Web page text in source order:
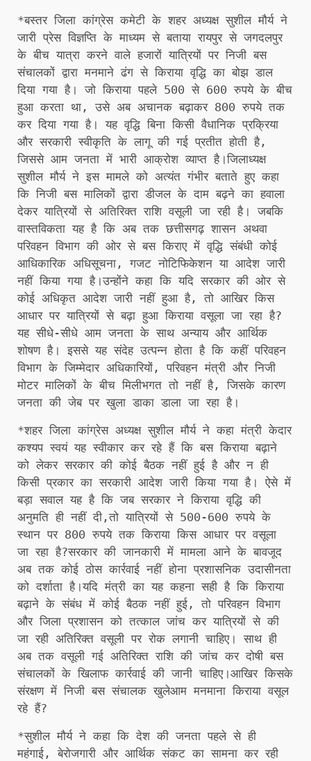
*बस्तर जिला कांग्रेस कमेटी के शहर अध्यक्ष सुशील मौर्य ने
जारी प्रेस विज्ञप्ति के माध्यम से बताया रायपुर से जगदलपुर
के बीच यात्रा करने वाले हजारों यात्रियों पर निजी बस
संचालकों द्वारा मनमाने ढंग से किराया वृद्धि का बोझ डाल
दिया गया है। जो किराया पहले 500 से 600 रुपये के बीच
हुआ करता था, उसे अब अचानक बढ़ाकर 800 रुपये तक
कर दिया गया है। यह वृद्धि बिना किसी वैधानिक प्रक्रिया
और सरकारी स्वीकृति के लागू की गई प्रतीत होती है,
जिससे आम जनता में भारी आक्रोश व्याप्त है।जिलाध्यक्ष
सुशील मौर्य ने इस मामले को अत्यंत गंभीर बताते हुए कहा
कि निजी बस मालिकों द्वारा डीजल के दाम बढ़ने का हवाला
देकर यात्रियों से अतिरिक्त राशि वसूली जा रही है। जबकि
वास्तविकता यह है कि अब तक छत्तीसगढ़ शासन अथवा
परिवहन विभाग की ओर से बस किराए में वृद्धि संबंधी कोई
आधिकारिक अधिसूचना, गजट नोटिफिकेशन या आदेश जारी
नहीं किया गया है।उन्होंने कहा कि यदि सरकार की ओर से
कोई अधिकृत आदेश जारी नहीं हुआ है, तो आखिर किस
आधार पर यात्रियों से बढ़ा हुआ किराया वसूला जा रहा है?
यह सीधे-सीधे आम जनता के साथ अन्याय और आर्थिक
शोषण है। इससे यह संदेह उत्पन्न होता है कि कहीं परिवहन
विभाग के जिम्मेदार अधिकारियों, परिवहन मंत्री और निजी
मोटर मालिकों के बीच मिलीभगत तो नहीं है, जिसके कारण
जनता की जेब पर खुला डाका डाला जा रहा है।
*शहर जिला कांग्रेस अध्यक्ष सुशील मौर्य ने कहा मंत्री केदार
कश्यप स्वयं यह स्वीकार कर रहे हैं कि बस किराया बढ़ाने
को लेकर सरकार की कोई बैठक नहीं हुई है और न ही
किसी प्रकार का सरकारी आदेश जारी किया गया है। ऐसे में
बड़ा सवाल यह है कि जब सरकार ने किराया वृद्धि की
अनुमति ही नहीं दी,तो यात्रियों से 500-600 रुपये के
स्थान पर 800 रुपये तक किराया किस आधार पर वसूला
जा रहा है?सरकार की जानकारी में मामला आने के बावजूद
अब तक कोई ठोस कार्रवाई नहीं होना प्रशासनिक उदासीनता
को दर्शाता है।यदि मंत्री का यह कहना सही है कि किराया
बढ़ाने के संबंध में कोई बैठक नहीं हुई, तो परिवहन विभाग
और जिला प्रशासन को तत्काल जांच कर यात्रियों से की
जा रही अतिरिक्त वसूली पर रोक लगानी चाहिए। साथ ही
अब तक वसूली गई अतिरिक्त राशि की जांच कर दोषी बस
संचालकों के खिलाफ कार्रवाई की जानी चाहिए।आखिर किसके
संरक्षण में निजी बस संचालक खुलेआम मनमाना किराया वसूल
रहे हैं?
*सुशील मौर्य ने कहा कि देश की जनता पहले से ही
महंगाई, बेरोजगारी और आर्थिक संकट का सामना कर रही